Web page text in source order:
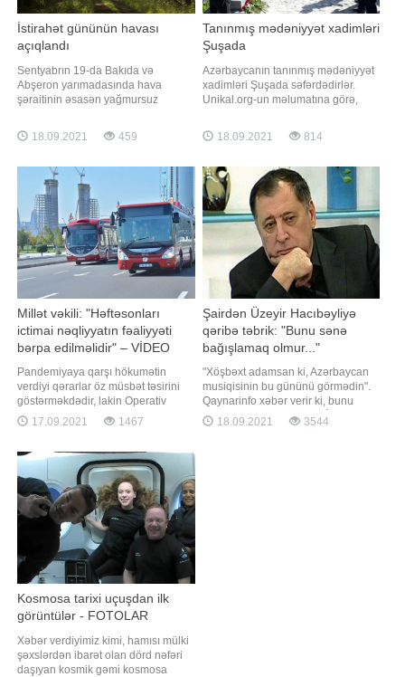
İstirahət gününün havası
açıqlandı
Sentyabrın 19-da Bakıda və
Abşeron yarımadasında hava
şəraitinin əsasən yağmursuz
Milli Hidrometeorologiya
Xidmətindən məlumat verilib.
gündüz cənub-şərq küləyi ilə əvəz
olunacaq. Havanın temperaturu
gecə 18-21 isti, gündüz 25-28 isti
18.09.2021 459
Tanınmış mədəniyyət xadimləri
Şuşada
Azərbaycanın tanınmış mədəniyyət
xadimləri Şuşada səfərdədirlər.
Unikal.org-un məlumatına görə,
çərçivəsində burada keçiriləcək
Üzeyir Hacıbəyli XII Beynəlxalq
bəstəkarın ölməz əsərlərini 29 ildən
sonra işğaldan azad edilən Üzeyir
yurdund
18.09.2021 814
Millət vəkili: "Həftəsonları
ictimai nəqliyyatın fəaliyyəti
bərpa edilməlidir" – VİDEO
Pandemiyaya qarşı hökumətin
verdiyi qərarlar öz müsbət təsirini
göstərməkdədir, lakin Operativ
Qərargah bəzi məsələlərin həlli
yönündə təcili tədbirlər görməlidir.
deyib. Millət vəkili hesab edir ki, həll
edilməli ən vacib məsələ
həftəsonları ictimai nəqliyyatın
fəaliyyətini
17.09.2021 1467
Şairdən Üzeyir Hacıbəyliyə
qəribə təbrik: "Bunu sənə
bağışlamaq olmur..."
"Xöşbəxt adamsan ki, Azərbaycan
musiqisinin bu gününü görmədin".
Qaynarinfo xəbər verir ki, bunu
nəğməkar şair, Əməkdar İncəsənət
Xadimi Baba Vəziroğlu dahi
18.09.2021 3544
Kosmosa tarixi uçuşdan ilk
görüntülər - FOTOLAR
Xəbər verdiyimiz kimi, hamısı mülki
şəxslərdən ibarət olan dörd nəfəri
daşıyan kosmik gəmi kosmosa